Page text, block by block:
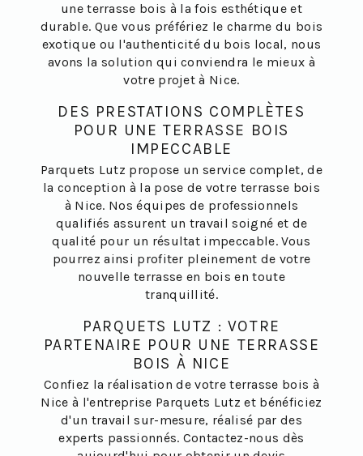
une terrasse bois à la fois esthétique et
durable. Que vous préfériez le charme du bois
exotique ou l'authenticité du bois local, nous
avons la solution qui conviendra le mieux à
votre projet à Nice.
DES PRESTATIONS COMPLÈTES
POUR UNE TERRASSE BOIS
IMPECCABLE
Parquets Lutz propose un service complet, de
la conception à la pose de votre terrasse bois
à Nice. Nos équipes de professionnels
qualifiés assurent un travail soigné et de
qualité pour un résultat impeccable. Vous
pourrez ainsi profiter pleinement de votre
nouvelle terrasse en bois en toute
tranquillité.
PARQUETS LUTZ : VOTRE
PARTENAIRE POUR UNE TERRASSE
BOIS À NICE
Confiez la réalisation de votre terrasse bois à
Nice à l'entreprise Parquets Lutz et bénéficiez
d'un travail sur-mesure, réalisé par des
experts passionnés. Contactez-nous dès